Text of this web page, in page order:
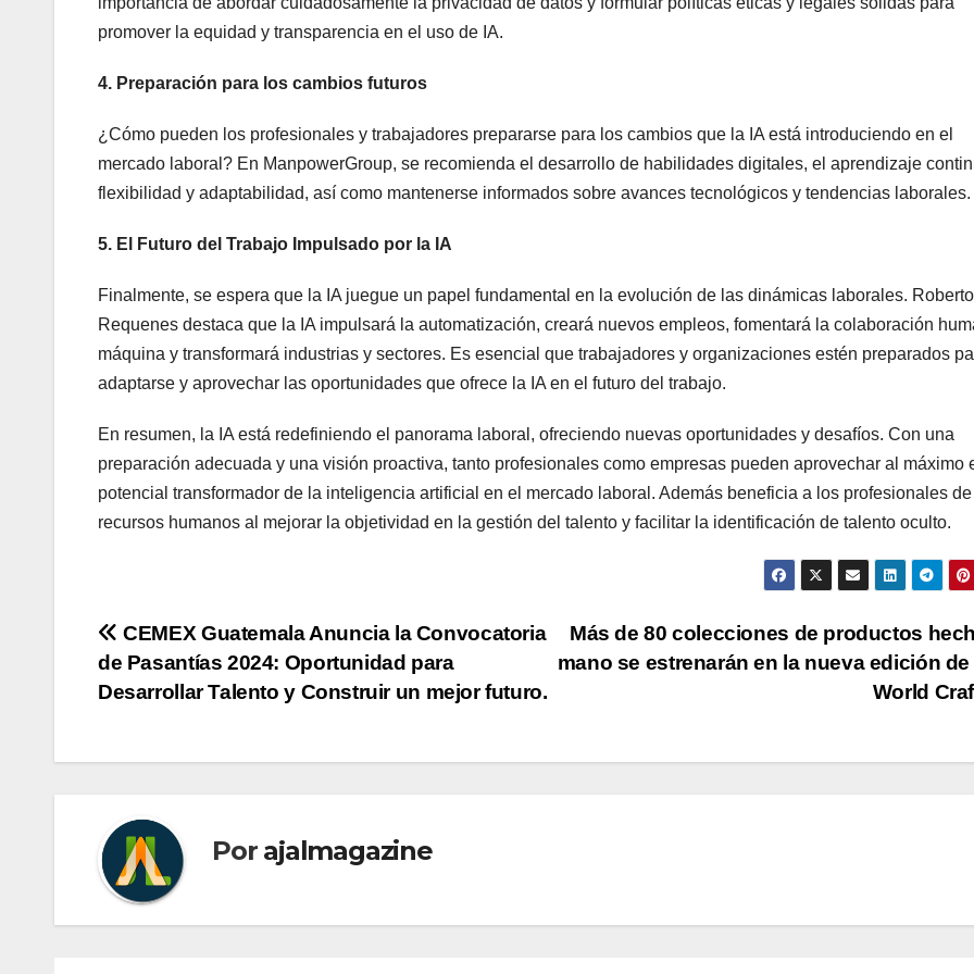
promover la equidad y transparencia en el uso de IA.
4. Preparación para los cambios futuros
¿Cómo pueden los profesionales y trabajadores prepararse para los cambios que la IA está introduciendo en el
mercado laboral? En ManpowerGroup, se recomienda el desarrollo de habilidades digitales, el aprendizaje
flexibilidad y adaptabilidad, así como mantenerse informados sobre avances tecnológicos y tendencias laborales.
5. El Futuro del Trabajo Impulsado por la IA
Finalmente, se espera que la IA juegue un papel fundamental en la evolución de las dinámicas laborales. Roberto
Requenes destaca que la IA impulsará la automatización, creará nuevos empleos, fomentará la colaboración
máquina y transformará industrias y sectores. Es esencial que trabajadores y organizaciones estén preparados
adaptarse y aprovechar las oportunidades que ofrece la IA en el futuro del trabajo.
En resumen, la IA está redefiniendo el panorama laboral, ofreciendo nuevas oportunidades y desafíos. Con una
preparación adecuada y una visión proactiva, tanto profesionales como empresas pueden aprovechar al máximo
potencial transformador de la inteligencia artificial en el mercado laboral. Además beneficia a los profesionales de
recursos humanos al mejorar la objetividad en la gestión del talento y facilitar la identificación de talento oculto.
Navegación
de
Más de 80 colecciones de productos
mano se estrenarán en la nueva edición de
World
CEMEX Guatemala Anuncia la Convocatoria
de Pasantías 2024: Oportunidad para
Desarrollar Talento y Construir un mejor futuro.
Por ajalmagazine